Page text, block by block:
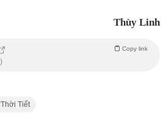
Thùy Linh
Copy link
Thời Tiết